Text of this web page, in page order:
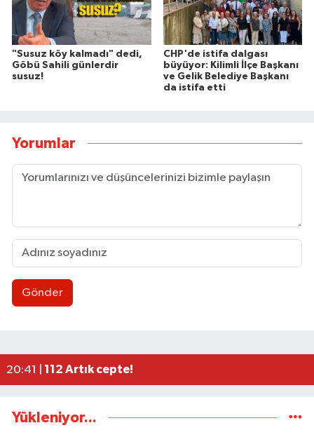
"Susuz köy kalmadı" dedi,
Göbü Sahili günlerdir
susuz!
CHP'de istifa dalgası
büyüyor: Kilimli İlçe Başkanı
ve Gelik Belediye Başkanı
da istifa etti
Yorumlar
Gönder
11:11 |Uluslararası Tekvando Şampiyonası'nda
20:41 | 112 Artık cepte!
Yükleniyor...